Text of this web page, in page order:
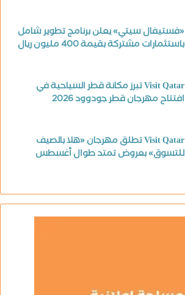
«فستيفال سيتي» يعلن برنامج تطوير شامل
باستثمارات مشتركة بقيمة 400 مليون ريال
Visit Qatar تبرز مكانة قطر السياحية في
افتتاح مهرجان قطر جودوود 2026
Visit Qatar تطلق مهرجان «هلا بالصيف
للتسوق» بعروض تمتد طوال أغسطس